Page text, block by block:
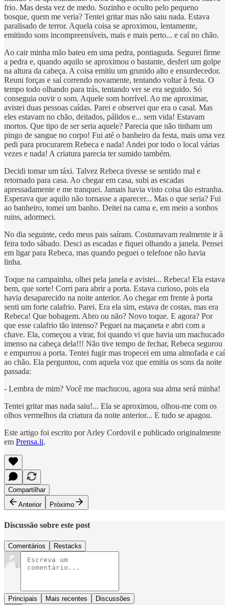
frio. Mas desta vez de medo. Sozinho e oculto pelo pequeno
bosque, quem me veria? Tentei gritar mas não saiu nada. Estava
paralisado de terror. Aquela coisa se aproximou, lentamente,
emitindo sons incompreensíveis, mais e mais perto... e caí no chão.
Ao cair minha mão bateu em uma pedra, pontiaguda. Segurei firme
a pedra e, quando aquilo se aproximou o bastante, desferi um golpe
na altura da cabeça. A coisa emitiu um grunido alto e ensurdecedor.
Reuni forças e saí correndo novamente, tentando voltar à festa. O
tempo todo olhando para trás, tentando ver se era seguido. Só
conseguia ouvir o som. Aquele som horrível. Ao me aproximar,
avistei duas pessoas caídas. Parei e observei que era o casal. Mas
eles estavam no chão, deitados, pálidos e... sem vida! Estavam
mortos. Que tipo de ser seria aquele? Parecia que não tinham um
pingo de sangue no corpo! Fui até o banheiro da festa, mais uma vez
pedi para procurarem Rebeca e nada! Andei por todo o local várias
vezes e nada! A criatura parecia ter sumido também.
Decidi tomar um táxi. Talvez Rebeca tivesse se sentido mal e
retornado para casa. Ao chegar em casa, subi as escadas
apressadamente e me tranquei. Jamais havia visto coisa tão estranha.
Esperava que aquilo não tornasse a aparecer... Mas o que seria? Fui
ao banheiro, tomei um banho. Deitei na cama e, em meio a sonhos
ruins, adormeci.
No dia seguinte, cedo meus pais saíram. Costumavam realmente ir à
feira todo sábado. Desci as escadas e fiquei olhando a janela. Pensei
em ligar para Rebeca, mas quando peguei o telefone não havia
linha.
Toque na campainha, olhei pela janela e avistei... Rebeca! Ela estava
bem, que sorte! Corri para abrir a porta. Estava curioso, pois ela
havia desaparecido na noite anterior. Ao chegar em frente à porta
senti um forte calafrio. Parei. Era ela sim, estava de costas, mas era
Rebeca! Que bobagem. Abro ou não? Novo toque. E agora? Por
que esse calafrio tão intenso? Peguei na maçaneta e abri com a
chave. Ela, começou a virar, foi quando vi que havia um machucado
imenso na cabeça dela!!! Não tive tempo de fechar, Rebeca segurou
e empurrou a porta. Tentei fugir mas tropecei em uma almofada e caí
ao chão. Ela perguntou, com aquela voz que emitia os sons da noite
passada:
- Lembra de mim? Você me machucou, agora sua alma será minha!
Tentei gritar mas nada saiu!... Ela se aproximou, olhou-me com os
olhos vermelhos da criatura da noite anterior... E tudo se apagou.
Este artigo foi escrito por Arley Cordovil e publicado originalmente
em Prensa.li.
Compartilhar
Anterior
Próximo
Discussão sobre este post
Comentários Restacks
Principais Mais recentes Discussões